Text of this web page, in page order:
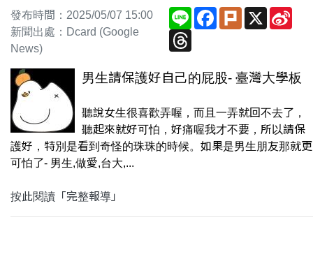
發布時間：2025/05/07 15:00
新聞出處：Dcard (Google
News)
Line Facebook
Plurk X
男生請保護好自己的屁股- 臺灣大學板
聽說女生很喜歡弄喔，而且一弄就回不去了，
聽起來就好可怕，好痛喔我才不要，所以請保
護好，特別是看到奇怪的珠珠的時候。如果是男生朋友那就更
可怕了- 男生,做愛,台大,...
按此閱讀「完整報導」